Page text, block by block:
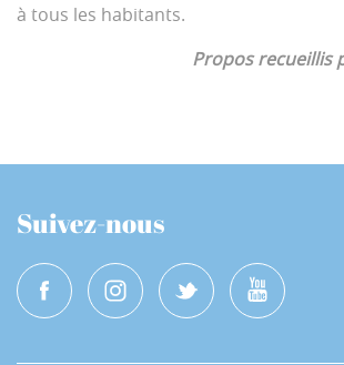
à tous les habitants.
Propos recueillis
Suivez-nous